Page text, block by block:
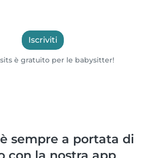
Iscriviti
è gratuito per le babysitter!
sempre a portata di